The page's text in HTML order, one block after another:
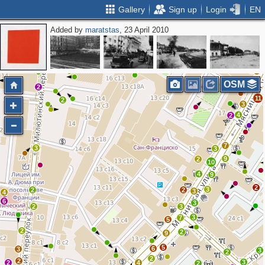
Gallery Sign up Login EN
Added bymaratstas, 23 April 2010
2
2
3
5
9
6 5
2
7
3
3
3
3
2
2
10
4
3
9
9
7
3
3
6
14 6
4
2
3
15
11
5
2
14
2
2
3
3
2
2
2
4
2
2
3
2
4
6
2
2
OSM